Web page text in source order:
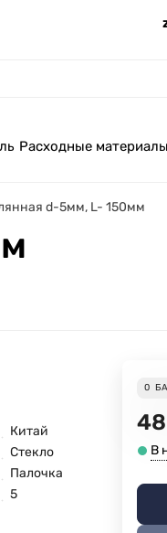
Расходные материалы
d-5мм, L- 150мм
Китай
Стекло
Палочка
5
0
48
В